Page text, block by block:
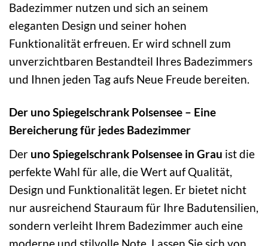
Badezimmer nutzen und sich an seinem
eleganten Design und seiner hohen
Funktionalität erfreuen. Er wird schnell zum
unverzichtbaren Bestandteil Ihres Badezimmers
und Ihnen jeden Tag aufs Neue Freude bereiten.
Der uno Spiegelschrank Polsensee – Eine
Bereicherung für jedes Badezimmer
Der uno Spiegelschrank Polsensee in Grau ist die
perfekte Wahl für alle, die Wert auf Qualität,
Design und Funktionalität legen. Er bietet nicht
nur ausreichend Stauraum für Ihre Badutensilien,
sondern verleiht Ihrem Badezimmer auch eine
moderne und stilvolle Note. Lassen Sie sich von